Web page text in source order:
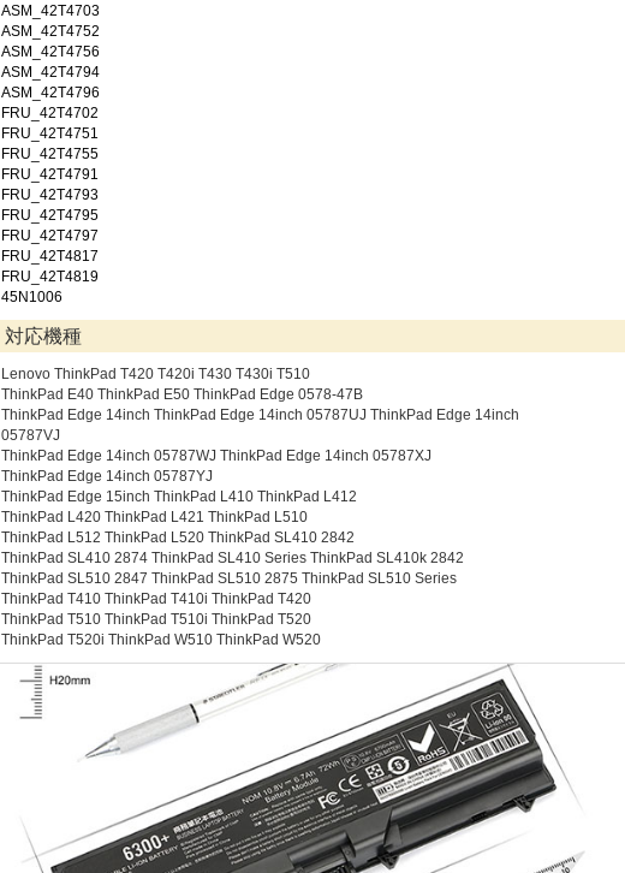
ASM_42T4703
ASM_42T4752
ASM_42T4756
ASM_42T4794
ASM_42T4796
FRU_42T4702
FRU_42T4751
FRU_42T4755
FRU_42T4791
FRU_42T4793
FRU_42T4795
FRU_42T4797
FRU_42T4817
FRU_42T4819
45N1006
対応機種
Lenovo ThinkPad T420 T420i T430 T430i T510
ThinkPad E40 ThinkPad E50 ThinkPad Edge 0578-47B
ThinkPad Edge 14inch ThinkPad Edge 14inch 05787UJ ThinkPad Edge 14inch
05787VJ
ThinkPad Edge 14inch 05787WJ ThinkPad Edge 14inch 05787XJ
ThinkPad Edge 14inch 05787YJ
ThinkPad Edge 15inch ThinkPad L410 ThinkPad L412
ThinkPad L420 ThinkPad L421 ThinkPad L510
ThinkPad L512 ThinkPad L520 ThinkPad SL410 2842
ThinkPad SL410 2874 ThinkPad SL410 Series ThinkPad SL410k 2842
ThinkPad SL510 2847 ThinkPad SL510 2875 ThinkPad SL510 Series
ThinkPad T410 ThinkPad T410i ThinkPad T420
ThinkPad T510 ThinkPad T510i ThinkPad T520
ThinkPad T520i ThinkPad W510 ThinkPad W520